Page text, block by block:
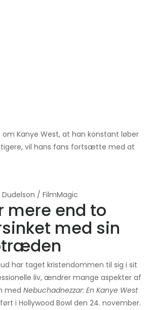
Kanye West, at han konstant løber
vil hans fans fortsætte med at
/ FilmMagic
mere end to
med sin
har taget kristendommen til sig i sit
liv, ændrer mange aspekter af
med Nebuchadnezzar: En Kanye West
i Hollywood Bowl den 24. november.